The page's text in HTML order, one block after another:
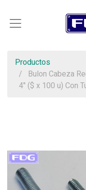
Productos
Bulon Cabeza
4" ($ x 100 u) Con